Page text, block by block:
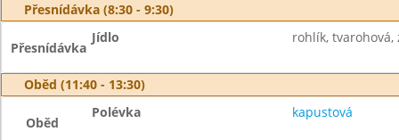
Přesnídávka (8:30 - 9:30)
Přesnídávka
Jídlo rohlík, tvarohová,
Oběd (11:40 - 13:30)
Oběd
Polévka kapustová